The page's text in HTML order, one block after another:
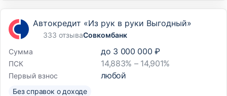
Автокредит «Из рук в руки Выгодный»
333 отзываСовкомбанк
Сумма
до 3 000 000 ₽
ПСК 14,883% – 14,901%
Первый взнос любой
Без справок о доходе